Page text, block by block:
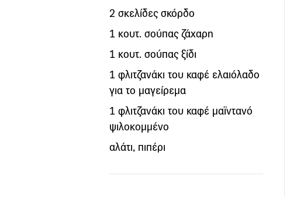
2 σκελίδες σκόρδο
1 κουτ. σούπας ζάχαρη
1 κουτ. σούπας ξίδι
1 φλιτζανάκι του καφέ ελαιόλαδο
για το μαγείρεμα
1 φλιτζανάκι του καφέ μαϊντανό
ψιλοκομμένο
αλάτι, πιπέρι